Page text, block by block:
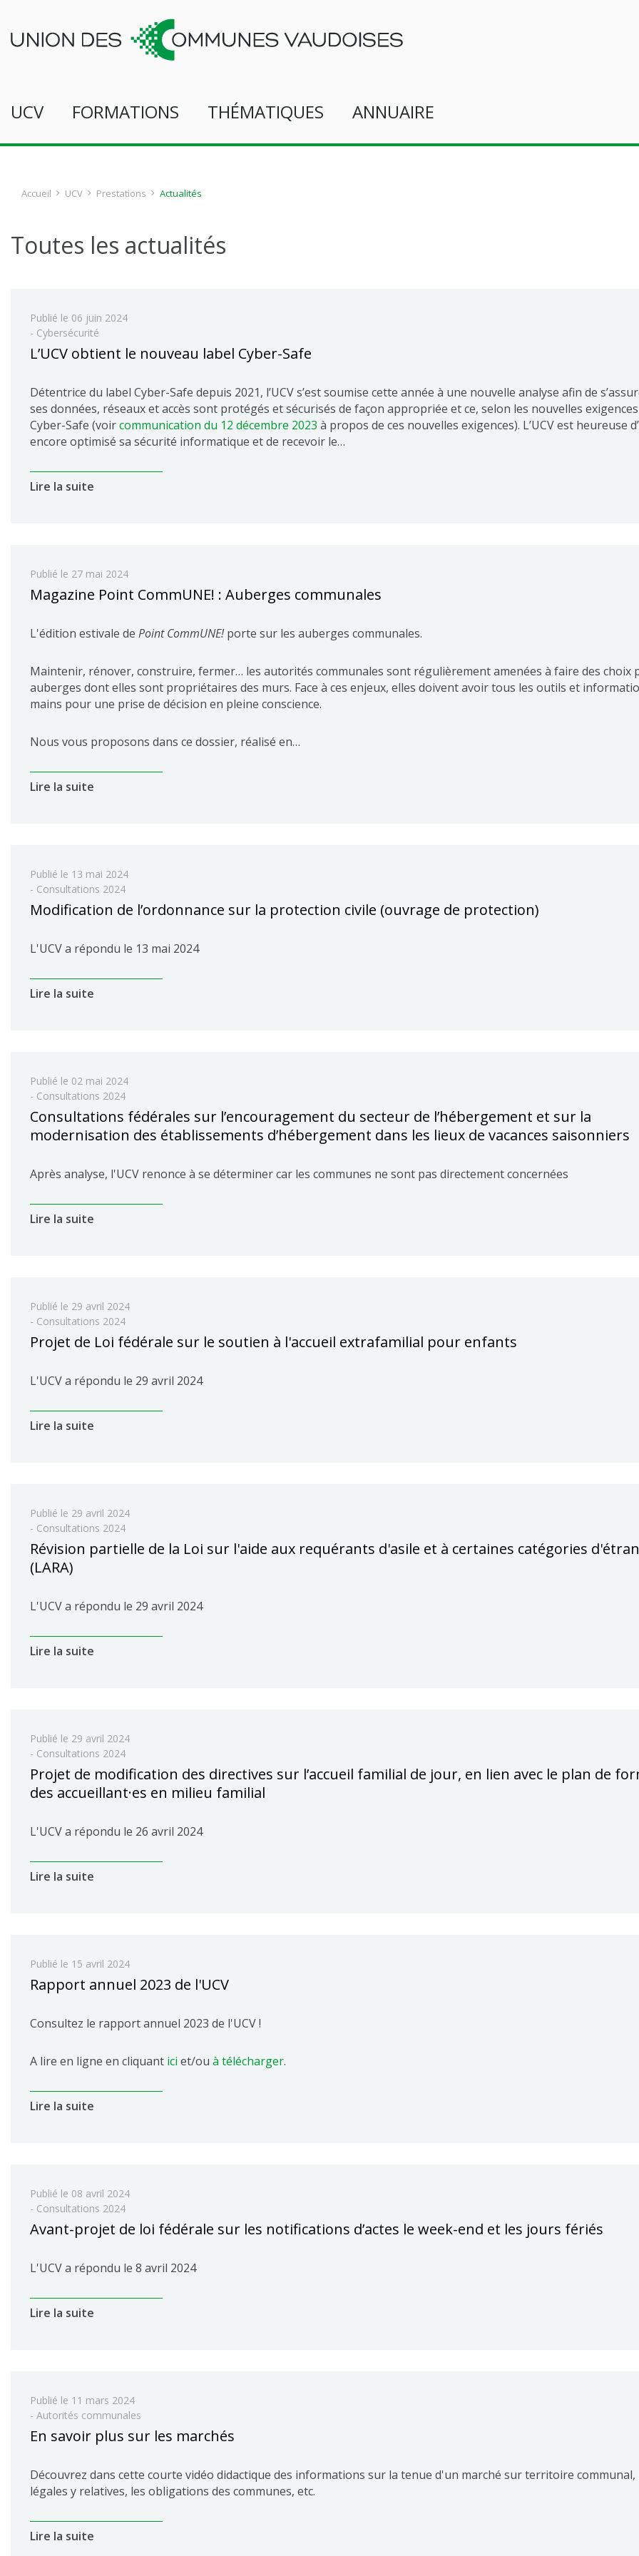
UCV FORMATIONS THÉMATIQUES ANNUAIRE
Accueil UCV Prestations Actualités
Toutes les actualités
Publié le 06 juin 2024
- Cybersécurité
L’UCV obtient le nouveau label Cyber-Safe
Détentrice du label Cyber-Safe depuis 2021, l’UCV s’est soumise cette année à une nouvelle analyse afin de
ses données, réseaux et accès sont protégés et sécurisés de façon appropriée et ce, selon les nouvelles
Cyber-Safe (voircommunication du 12 décembre 2023 à propos de ces nouvelles exigences). L’UCV est heureuse
encore optimisé sa sécurité informatique et de recevoir le…
Lire la suite
Publié le 27 mai 2024
Magazine Point CommUNE! : Auberges communales
L'édition estivale de Point CommUNE!porte sur les auberges communales.
Maintenir, rénover, construire, fermer… les autorités communales sont régulièrement amenées à faire des choix
auberges dont elles sont propriétaires des murs. Face à ces enjeux, elles doivent avoir tous les outils et
mains pour une prise de décision en pleine conscience.
Nous vous proposons dans ce dossier, réalisé en…
Lire la suite
Publié le 13 mai 2024
- Consultations 2024
Modification de l’ordonnance sur la protection civile (ouvrage de protection)
L'UCV a répondu le 13 mai 2024
Lire la suite
Publié le 02 mai 2024
- Consultations 2024
Consultations fédérales sur l’encouragement du secteur de l’hébergement et sur la
modernisation des établissements d’hébergement dans les lieux de vacances saisonniers
Après analyse, l'UCV renonce à se déterminer car les communes ne sont pas directement concernées
Lire la suite
Publié le 29 avril 2024
- Consultations 2024
Projet de Loi fédérale sur le soutien à l'accueil extrafamilial pour enfants
L'UCV a répondu le 29 avril 2024
Lire la suite
Publié le 29 avril 2024
- Consultations 2024
Révision partielle de la Loi sur l'aide aux requérants d'asile et à certaines catégories
(LARA)
L'UCV a répondu le 29 avril 2024
Lire la suite
Publié le 29 avril 2024
- Consultations 2024
Projet de modification des directives sur l’accueil familial de jour, en lien avec le plan de
des accueillant·es en milieu familial
L'UCV a répondu le 26 avril 2024
Lire la suite
Publié le 15 avril 2024
Rapport annuel 2023 de l'UCV
Consultez le rapport annuel 2023 de l'UCV !
A lire en ligne en cliquant ici et/ou à télécharger.
Lire la suite
Publié le 08 avril 2024
- Consultations 2024
Avant-projet de loi fédérale sur les notifications d’actes le week-end et les jours fériés
L'UCV a répondu le 8 avril 2024
Lire la suite
Publié le 11 mars 2024
- Autorités communales
En savoir plus sur les marchés
Découvrez dans cette courte vidéo didactique des informations sur la tenue d'un marché sur territoire communal,
légales y relatives, les obligations des communes, etc.
Lire la suite